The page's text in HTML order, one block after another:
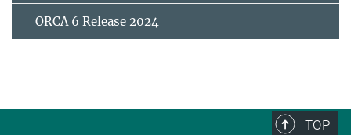
ORCA 6 Release 2024
TOP